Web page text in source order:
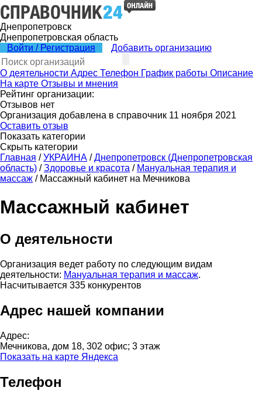
Днепропетровск
Днепропетровская область
Войти / Регистрация
Добавить организацию
О деятельности Адрес Телефон График работы Описание
На карте Отзывы и мнения
Рейтинг организации:
Отзывов нет
Организация добавлена в справочник 11 ноября 2021
Оставить отзыв
Показать категории
Скрыть категории
Главная / УКРАИНА / Днепропетровск (Днепропетровская
область) / Здоровье и красота / Мануальная терапия и
массаж / Массажный кабинет на Мечникова
Массажный кабинет
О деятельности
Организация ведет работу по следующим видам
деятельности: Мануальная терапия и массаж.
Насчитывается 335 конкурентов
Адрес нашей компании
Адрес:
Мечникова, дом 18, 302 офис; 3 этаж
Показать на карте Яндекса
Телефон